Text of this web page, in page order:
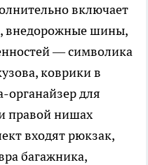
включает
внедорожные шины,
— символика
коврики в
органайзер для
правой нишах
входят рюкзак,
багажника,